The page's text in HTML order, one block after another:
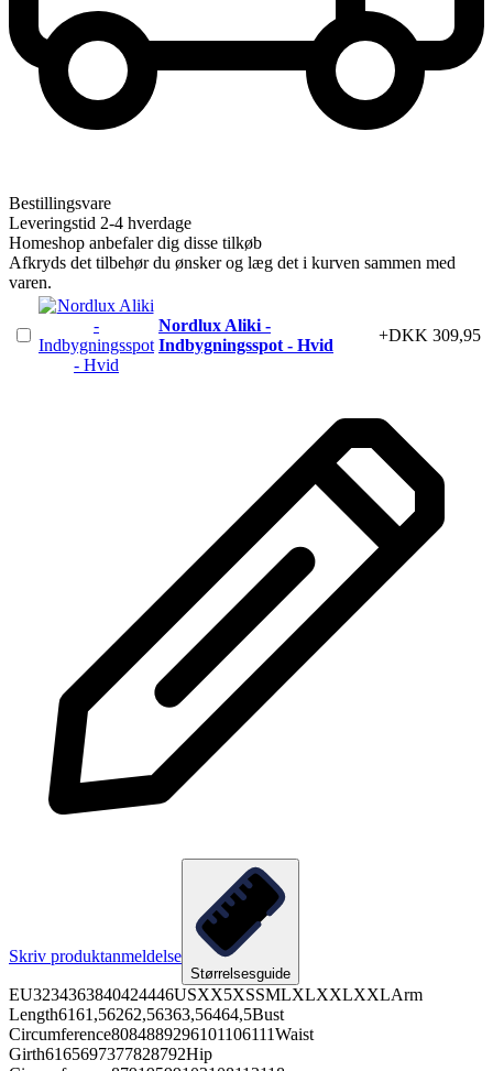
Bestillingsvare
Leveringstid 2-4 hverdage
Homeshop anbefaler dig disse tilkøb
Afkryds det tilbehør du ønsker og læg det i kurven sammen med
varen.
Nordlux Aliki -
Indbygningsspot - Hvid
+DKK 309,95
Skriv produktanmeldelse
Størrelsesguide
EU3234363840424446USXX5XSSMLXLXXLXXLArm
Length6161,56262,56363,56464,5Bust
Circumference8084889296101106111Waist
Girth6165697377828792Hip